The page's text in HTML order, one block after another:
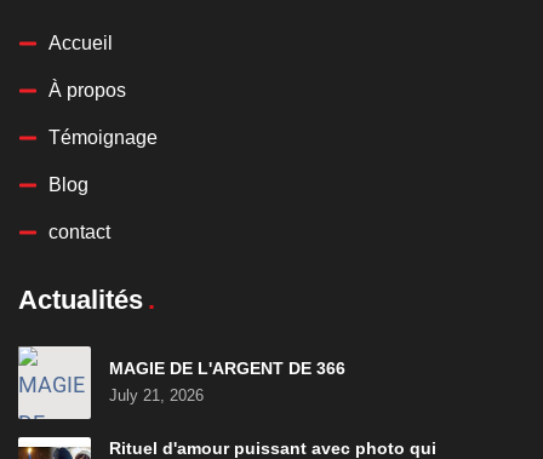
Accueil
À propos
Témoignage
Blog
contact
Actualités
MAGIE DE L'ARGENT DE 366
July 21, 2026
Rituel d'amour puissant avec photo qui